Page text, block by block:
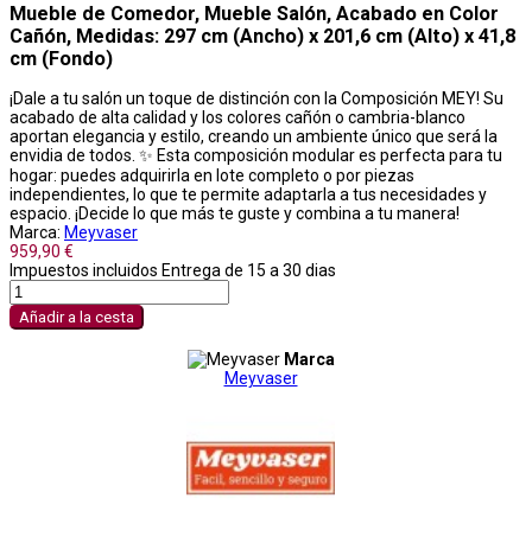
Mueble de Comedor, Mueble Salón, Acabado en Color
Cañón, Medidas: 297 cm (Ancho) x 201,6 cm (Alto) x 41,8
cm (Fondo)
¡Dale a tu salón un toque de distinción con la Composición MEY! Su
acabado de alta calidad y los colores cañón o cambria-blanco
aportan elegancia y estilo, creando un ambiente único que será la
envidia de todos. ✨ Esta composición modular es perfecta para tu
hogar: puedes adquirirla en lote completo o por piezas
independientes, lo que te permite adaptarla a tus necesidades y
espacio. ¡Decide lo que más te guste y combina a tu manera! ️
Marca: Meyvaser
959,90 €
Impuestos incluidos Entrega de 15 a 30 dias
Añadir a la cesta
Marca
Meyvaser